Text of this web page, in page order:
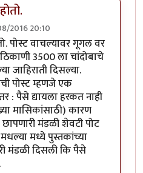
2016 20:10
:)byटवाळ कार्टा
पोस्ट वाचल्यावर गूगल वर
3500 ला चांदोबाचे
जाहिराती दिसल्या.
पोस्ट म्हणजे एक
: पैसे द्यायला हरकत नाही
मासिकांसाठी) कारण
मंडळी शेवटी पोट
मध्ये पुस्तकांच्या
मंडळी दिसली कि पैसे